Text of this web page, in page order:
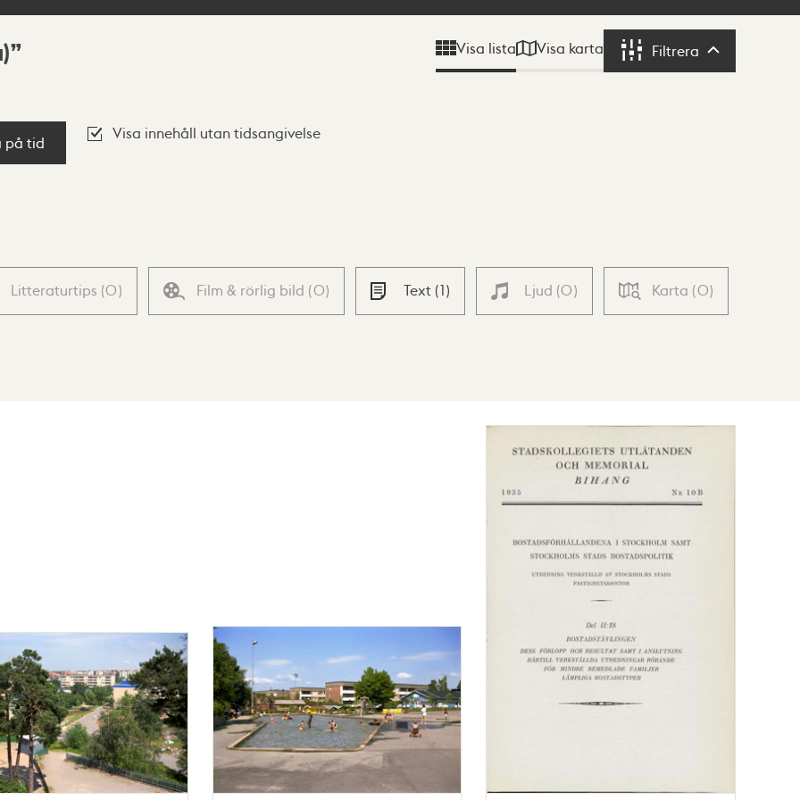
Visa lista Visa karta Filtrera Filtrera
på tid
Visa innehåll utan tidsangivelse
Litteraturtips (0) Film & rörlig bild (0) Text (1) Ljud (0) Karta (0)